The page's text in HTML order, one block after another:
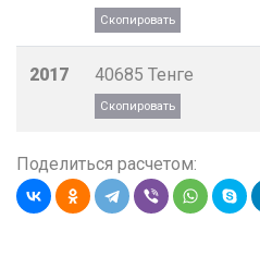
2017 40685 Тенге
Поделиться расчетом: